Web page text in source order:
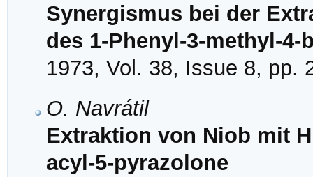
Synergismus bei der
des 1-Phenyl-3-methyl-
1973, Vol. 38, Issue 8, pp.
O. Navrátil
Extraktion von Niob mit
acyl-5-pyrazolone